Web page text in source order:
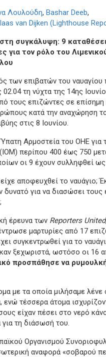
Λουλούδη, Bashar Deeb,
van Dijken (Lighthouse
συγκάλυψη: 9
για τον ρόλο του
των επιβατών του ναυαγίου
τη νύχτα της 14ης
τους επιζώντες σε
κατά την αναχώρηση
στις 8 Ιουνίου.
Αρμοστεία του ΟΗΕ για
περίπου 400 έως 750
οι 9 έχουν συλληφθεί ως
αποφευχθεί το ναυάγιο;
δυνατό για να διασώσει
έρευνα των Reporters
μαρτυρίες από 17
συγκεντρωθεί για το
ξεχωριστά, ωστόσο οι 16
προσπάθησε να
με τα οποία μιλήσαμε λένε
ενώ τέσσερα άτομα
είχαν πέσει στο νερό
τη διάσωσή του.
Οργανισμού
αναφορά «σοβαρού